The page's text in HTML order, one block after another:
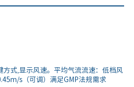
方式,显示风速。平均气流流速：低档风
s（可调）满足GMP法规需求